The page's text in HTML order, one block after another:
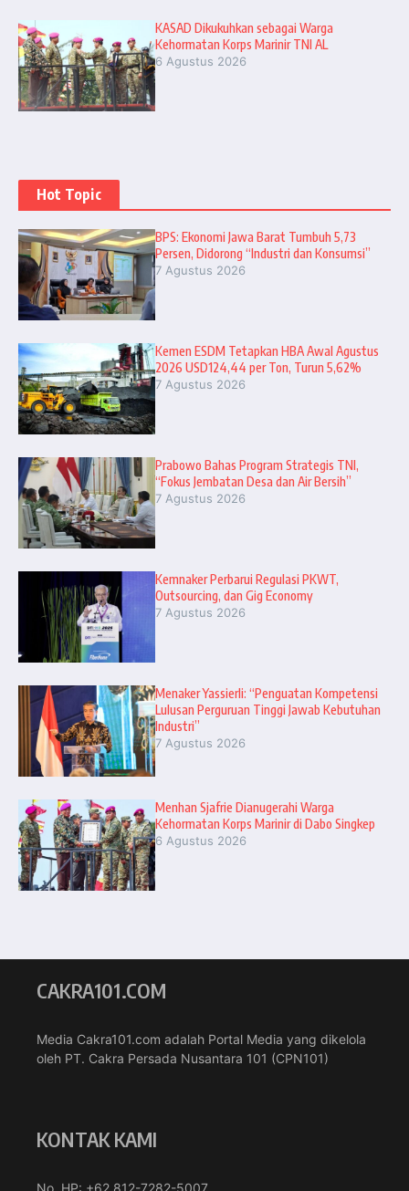
KASAD Dikukuhkan sebagai Warga
Kehormatan Korps Marinir TNI AL
6 Agustus 2026
Hot Topic
BPS: Ekonomi Jawa Barat Tumbuh 5,73
Persen, Didorong “Industri dan Konsumsi”
7 Agustus 2026
Kemen ESDM Tetapkan HBA Awal Agustus
2026 USD124,44 per Ton, Turun 5,62%
7 Agustus 2026
Prabowo Bahas Program Strategis TNI,
“Fokus Jembatan Desa dan Air Bersih”
7 Agustus 2026
Kemnaker Perbarui Regulasi PKWT,
Outsourcing, dan Gig Economy
7 Agustus 2026
Menaker Yassierli: “Penguatan Kompetensi
Lulusan Perguruan Tinggi Jawab Kebutuhan
Industri”
7 Agustus 2026
Menhan Sjafrie Dianugerahi Warga
Kehormatan Korps Marinir di Dabo Singkep
6 Agustus 2026
CAKRA101.COM
Media Cakra101.com adalah Portal Media yang dikelola
oleh PT. Cakra Persada Nusantara 101 (CPN101)
KONTAK KAMI
No. HP: +62 812-7282-5007